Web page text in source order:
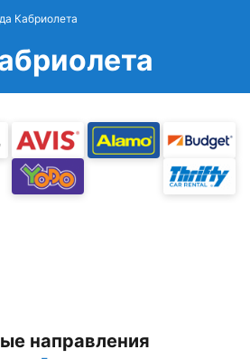
Кабриолета
направления